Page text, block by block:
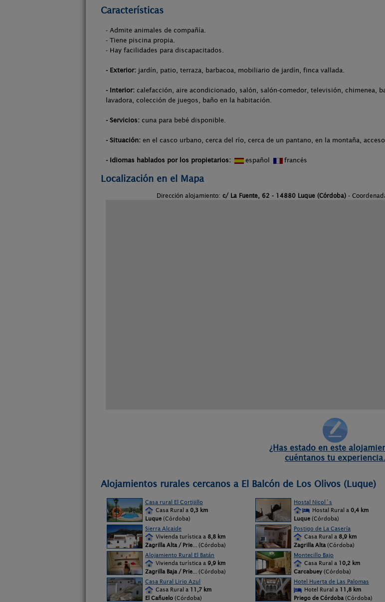
Características
- Admite animales de compañía.
- Tiene piscina propia.
- Hay facilidades para discapacitados.
- Exterior: jardín, patio, terraza, barbacoa, mobiliario de jardín, finca vallada.
- Interior: calefacción, aire acondicionado, salón, salón-comedor, televisión, chimenea,
lavadora, colección de juegos, baño en la habitación.
- Servicios: cuna para bebé disponible.
- Situación: en el casco urbano, cerca del río, cerca de un pantano, en la montaña,
- Idiomas hablados por los propietarios: español francés
Localización en el Mapa
Dirección alojamiento: c/ La Fuente, 62 - 14880 Luque (Córdoba) -
¿Has estado en este
cuéntanos tu experiencia.
Alojamientos rurales cercanos a El Balcón de Los Olivos (Luque)
Casa rural El Cortijillo
Casa Rural a 0,3 km
Luque (Córdoba)
Hostal Nicol´s
Hostal Rural a 0,4 km
Luque (Córdoba)
Sierra Alcaide
Vivienda turística a 8,8 km
Zagrilla Alta / Prie... (Córdoba)
Postigo de La Casería
Casa Rural a 8,9 km
Zagrilla Alta (Córdoba)
Alojamiento Rural El Batán
Vivienda turística a 9,9 km
Zagrilla Baja / Prie... (Córdoba)
Montecillo Bajo
Casa Rural a 10,2 km
Carcabuey (Córdoba)
Casa Rural Lirio Azul
Casa Rural a 11,7 km
El Cañuelo (Córdoba)
Hotel Huerta de Las Palomas
Hotel Rural a 11,8 km
Priego de Córdoba (Córdoba)